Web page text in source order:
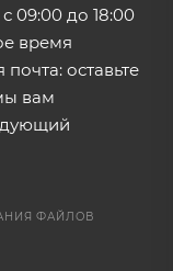
09:00 до 18:00
время
оставьте
вам
ФАЙЛОВ